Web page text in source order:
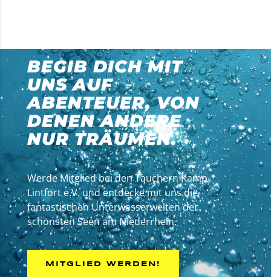
BEGIB DICH MIT
UNS AUF
ABENTEUER, VON
DENEN ANDERE
NUR TRÄUMEN.
Werde Mitglied bei den Tauchern Kamp-
Lintfort e.V. und entdecke mit uns die
fantastischen Unterwasserwelten der
schönsten Seen am Niederrhein.
MITGLIED WERDEN!